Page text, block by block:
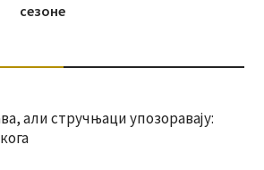
сезоне
али стручњаци упозоравају: